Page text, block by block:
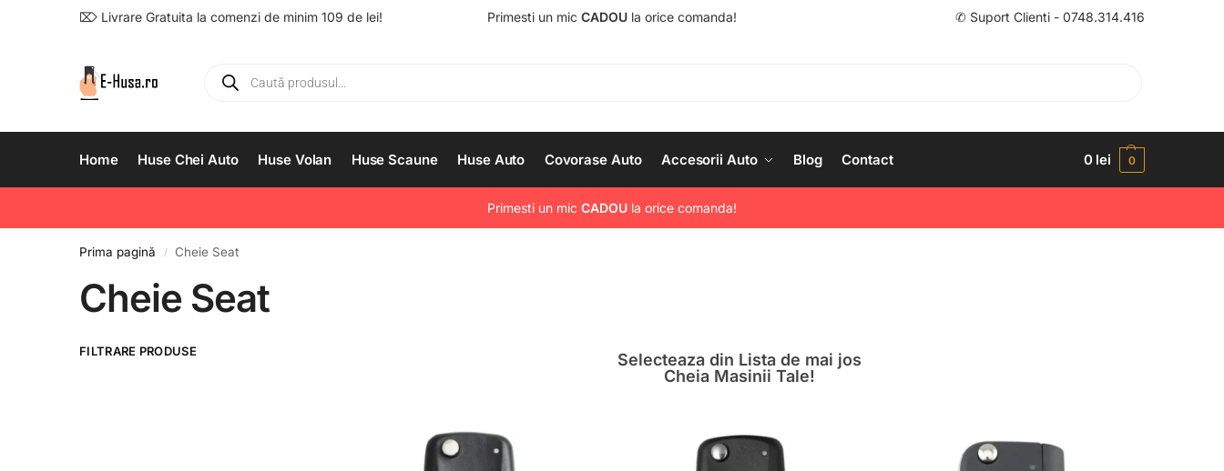
⌦ Livrare Gratuita la comenzi de minim 109 de lei! Primesti un mic CADOU la orice comanda! ✆ Suport Clienti - 0748.314.416
Home Huse Chei Auto Huse Volan Huse Scaune Huse Auto Covorase Auto Accesorii Auto Blog Contact 0 lei 0
Primesti un mic CADOU la orice comanda!
Prima pagină / Cheie Seat
Cheie Seat
Selecteaza din Lista de mai jos
Cheia Masinii Tale!
FILTRARE PRODUSE